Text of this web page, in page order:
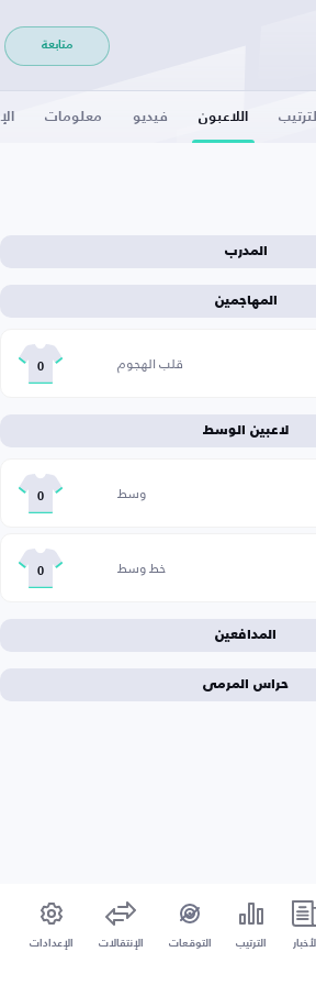
متابعة
الترتيب اللاعبون فيديو معلومات
المدرب
المهاجمين
قلب الهجوم 0
لاعبين الوسط
وسط 0
خط وسط 0
المدافعين
حراس المرمى
الأخبار الترتيب التوقعات الإنتقالات الإعدادات